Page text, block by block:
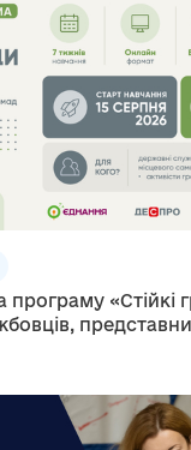
програму «Стійкі